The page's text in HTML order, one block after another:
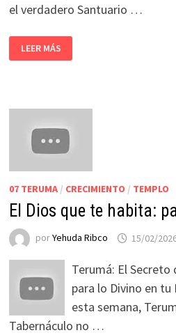
el verdadero Santuario …
LEER MÁS
07 TERUMA/ CRECIMIENTO / TEMPLO
El Dios que te habita:
porYehuda Ribco 15/02/
Terumá: El
para lo Divino en
esta semana,
Tabernáculo no …